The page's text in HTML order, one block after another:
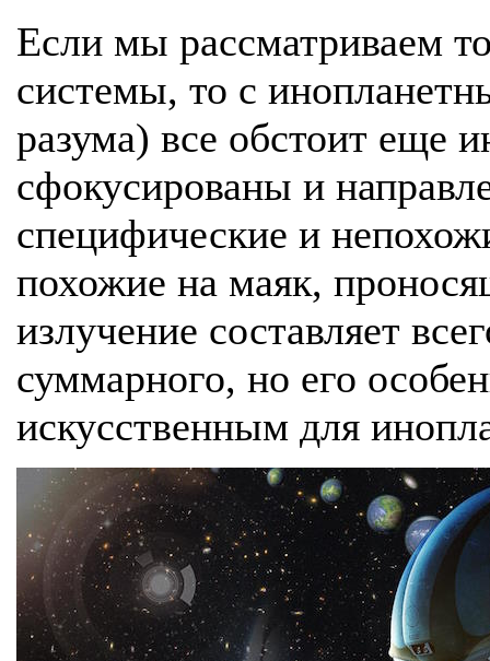
Если мы рассматриваем
системы, то с
разума) все обстоит еще
сфокусированы и
специфические и
похожие на маяк,
излучение составляет
суммарного, но его
искусственным для